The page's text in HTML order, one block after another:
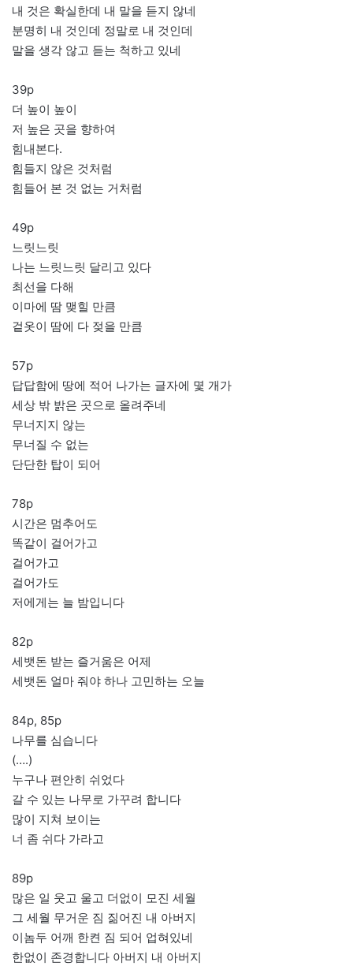
내 것은 확실한데 내 말을 듣지 않네
분명히 내 것인데 정말로 내 것인데
말을 생각 않고 듣는 척하고 있네
39p
더 높이 높이
저 높은 곳을 향하여
힘내본다.
힘들지 않은 것처럼
힘들어 본 것 없는 거처럼
49p
느릿느릿
나는 느릿느릿 달리고 있다
최선을 다해
이마에 땀 맺힐 만큼
겉옷이 땀에 다 젖을 만큼
57p
답답함에 땅에 적어 나가는 글자에 몇 개가
세상 밖 밝은 곳으로 올려주네
무너지지 않는
무너질 수 없는
단단한 탑이 되어
78p
시간은 멈추어도
똑같이 걸어가고
걸어가고
걸어가도
저에게는 늘 밤입니다
82p
세뱃돈 받는 즐거움은 어제
세뱃돈 얼마 줘야 하나 고민하는 오늘
84p, 85p
나무를 심습니다
(….)
누구나 편안히 쉬었다
갈 수 있는 나무로 가꾸려 합니다
많이 지쳐 보이는
너 좀 쉬다 가라고
89p
많은 일 웃고 울고 더없이 모진 세월
그 세월 무거운 짐 짊어진 내 아버지
이놈두 어깨 한켠 짐 되어 업혀있네
한없이 존경합니다 아버지 내 아버지